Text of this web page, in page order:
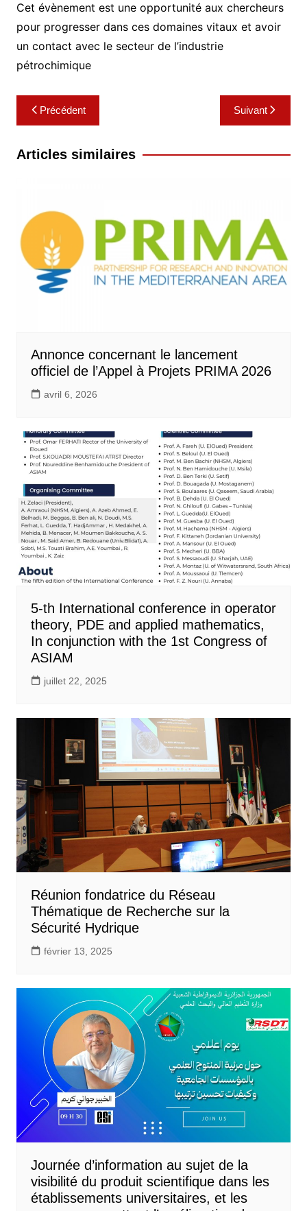
Cet évènement est une opportunité aux chercheurs
pour progresser dans ces domaines vitaux et avoir
un contact avec le secteur de l’industrie
pétrochimique
Navigation
de
l’article
Précédent Suivant
Articles similaires
Annonce concernant le lancement
officiel de l’Appel à Projets PRIMA 2026
avril 6, 2026
5-th International conference in operator
theory, PDE and applied mathematics,
In conjunction with the 1st Congress of
ASIAM
juillet 22, 2025
Réunion fondatrice du Réseau
Thématique de Recherche sur la
Sécurité Hydrique
février 13, 2025
Journée d’information au sujet de la
visibilité du produit scientifique dans les
établissements universitaires, et les